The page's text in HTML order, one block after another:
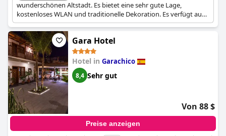
wunderschönen Altstadt. Es bietet eine sehr gute Lage,
kostenloses WLAN und traditionelle Dekoration. Es verfügt auch
über ein Restaurant und eine Bar. Das Hotel ist eine
ausgezeichnete Wahl, um den authentischen Charme von La
Orotava zu erleben.Gara Hotel
Hotel in Garachico
8,4 Sehr gut
Von 88 $
Preise anzeigen